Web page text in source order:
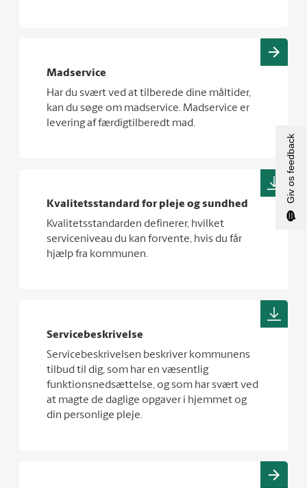
Madservice
Har du svært ved at tilberede dine måltider,
kan du søge om madservice. Madservice er
levering af færdigtilberedt mad.
Kvalitetsstandard for pleje og sundhed
Kvalitetsstandarden definerer, hvilket
serviceniveau du kan forvente, hvis du får
hjælp fra kommunen.
Servicebeskrivelse
Servicebeskrivelsen beskriver kommunens
tilbud til dig, som har en væsentlig
funktionsnedsættelse, og som har svært ved
at magte de daglige opgaver i hjemmet og
din personlige pleje.
Giv os feedback